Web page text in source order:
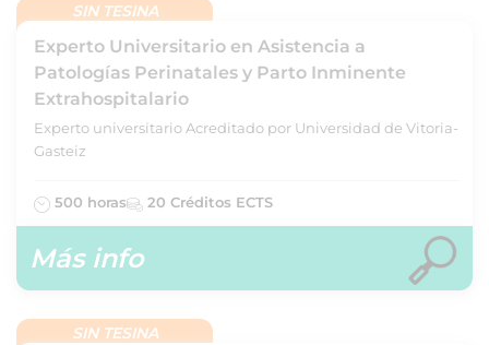
SIN TESINA
Experto Universitario en Asistencia a
Patologías Perinatales y Parto Inminente
Extrahospitalario
Experto universitario Acreditado por Universidad de Vitoria-
Gasteiz
500 horas 20 Créditos ECTS
Más info
SIN TESINA